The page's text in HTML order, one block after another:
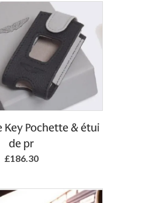
to Basket
Key Pochette & étui
de pr
£186.30